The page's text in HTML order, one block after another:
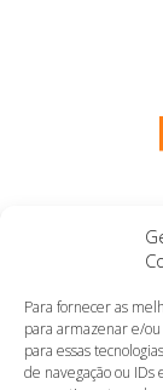
Para fornecer as
para armazenar e/
para essas
de navegação ou